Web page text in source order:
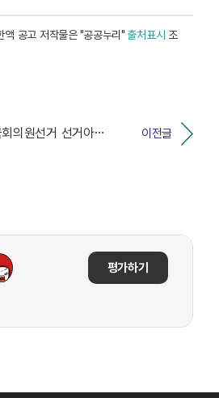
공고 저작물은 "공공누리" 출처표시 조
이전글
제20대 국회의원선거 선거아카데미 개최
평가하기